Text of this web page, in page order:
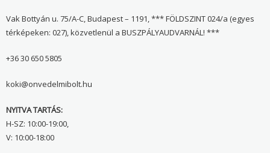
Vak Bottyán u. 75/A-C, Budapest – 1191, *** FÖLDSZINT 024/a (egyes
térképeken: 027), közvetlenül a BUSZPÁLYAUDVARNÁL! ***
+36 30 650 5805
koki@onvedelmibolt.hu
NYITVA TARTÁS:
H-SZ: 10:00-19:00,
V: 10:00-18:00